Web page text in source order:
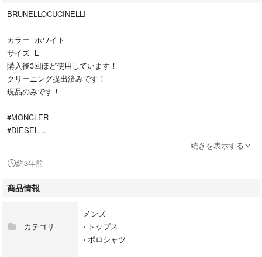
BRUNELLOCUCINELLI
カラー ホワイト
サイズ L
購入後3回ほど使用しています！
クリーニング提出済みです！
現品のみです！
#MONCLER
#DIESEL
#INCOTEX
#CANADAGOOSE
#POLORalphLauren
#ARMANIEXCHANGE
#FREDPERRY
続きを表示する
約3年前
商品情報
カテゴリ
メンズ
› トップス
› ポロシャツ